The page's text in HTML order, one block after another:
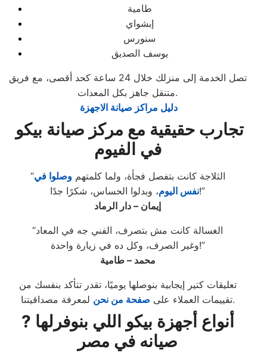
طامية
إبشواي
سنورس
يوسف الصديق
تصل الخدمة إلى منزلك خلال 24 ساعة كحد أقصى، مع فريق
متنقل جاهز بكل المعدات.
دليل مراكز صيانة الاجهزة
في الفيوم
“الثلاجة كانت بتفصل فجأة، ولما كلمتهموصلوا في
نفس اليوم، وبدلوا الحساس، شكرًا جدًا!”
إيمان – دار الرماد
“الغسالة كانت مش بتصرف، الفني جه في المعاد
وغير الصرف، وكل ده في زيارة واحدة!”
محمد – طامية
تعليقات كتير إيجابية بنوصلها يوميًا، تقدر تتأكد بنفسك من
تقييمات العملاء على صفحة من نحن لمعرفة مصداقيتنا.
? أنواع أجهزة بيكو اللي بنوفرلها
صيانه في مصر